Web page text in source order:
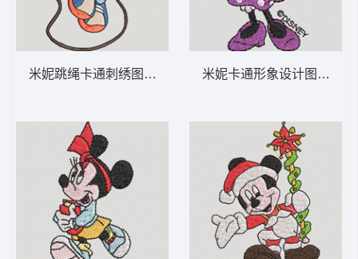
米妮跳绳卡通刺绣图案 米妮 46-DST格式米妮卡通形象设计图 米妮